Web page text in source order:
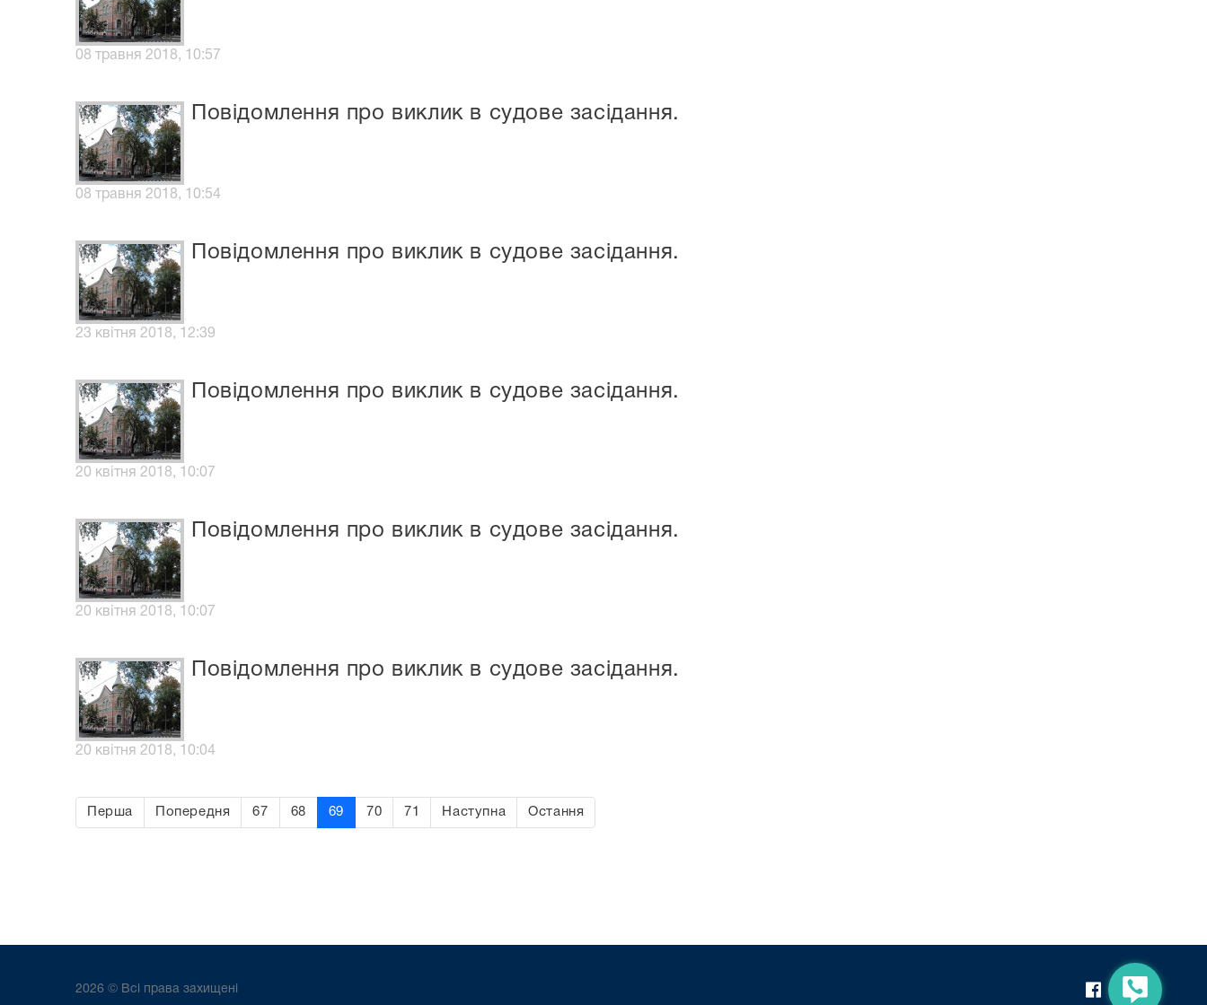
08 травня 2018, 10:57
Повідомлення про виклик в судове засідання.
08 травня 2018, 10:54
Повідомлення про виклик в судове засідання.
23 квітня 2018, 12:39
Повідомлення про виклик в судове засідання.
20 квітня 2018, 10:07
Повідомлення про виклик в судове засідання.
20 квітня 2018, 10:07
Повідомлення про виклик в судове засідання.
20 квітня 2018, 10:04
Перша Попередня 67 68 69 70 71 Наступна Остання
2026 © Всі права захищені